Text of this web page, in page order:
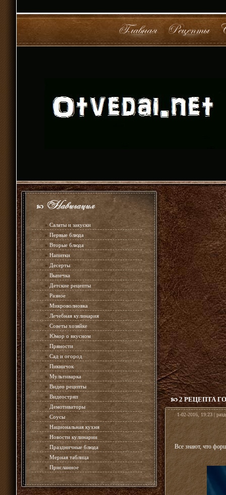
» Салаты и закуски
» Первые блюда
» Вторые блюда
» Напитки
»Десерты
» Выпечка
» Детские рецепты
» Разное
» Микроволновка
» Лечебная кулинария
» Советы хозяйке
» Юмор о вкусном
» Пряности
» Сад и огород
» Пикничок
» Мультиварка
» Видео рецепты
» Видеостряп
» Демотиваторы
» Соусы
» Национальная кухня
» Новости кулинарии
» Праздничные блюда
» Мерная таблица
» Присланное
2 РЕЦЕПТА
1-02-2016, 19:23 |
Все знают, что